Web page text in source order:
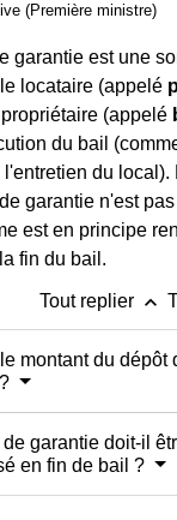
(Première ministre)
garantie est une
locataire (appelé
(appelé
du bail
du local).
garantie n'est
est en principe
fin du bail.
Tout replier keyboard_arrow_up
montant du dépôt
de garantie doit-il
en fin de bail ?